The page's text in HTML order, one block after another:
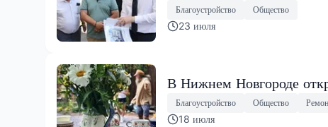
Благоустройство Общество
23 июля
В Нижнем Новгороде
Благоустройство Общество
18 июля